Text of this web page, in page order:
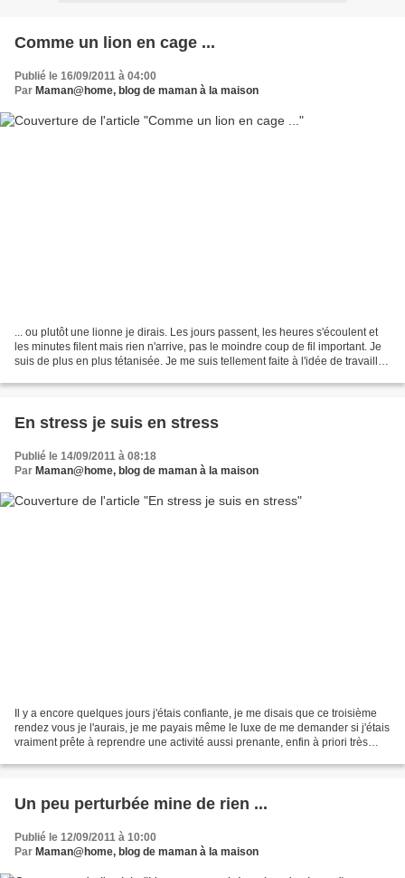
Comme un lion en cage ...
Publié le 16/09/2011 à 04:00
Par Maman@home, blog de maman à la maison
... ou plutôt une lionne je dirais. Les jours passent, les heures s'écoulent et
les minutes filent mais rien n'arrive, pas le moindre coup de fil important. Je
suis de plus en plus tétanisée. Je me suis tellement faite à l'idée de travailler
En stress je suis en stress
Publié le 14/09/2011 à 08:18
Par Maman@home, blog de maman à la maison
Il y a encore quelques jours j'étais confiante, je me disais que ce troisième
rendez vous je l'aurais, je me payais même le luxe de me demander si j'étais
vraiment prête à reprendre une activité aussi prenante, enfin à priori très
Un peu perturbée mine de rien ...
Publié le 12/09/2011 à 10:00
Par Maman@home, blog de maman à la maison